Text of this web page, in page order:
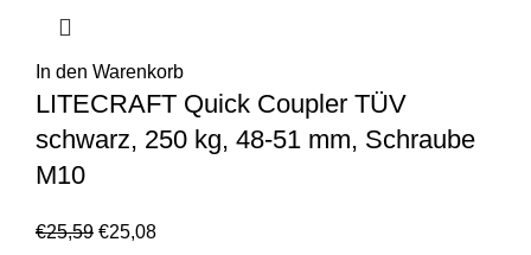
In den Warenkorb
LITECRAFT Quick Coupler TÜV
schwarz, 250 kg, 48-51 mm, Schraube
M10
€25,59 €25,08